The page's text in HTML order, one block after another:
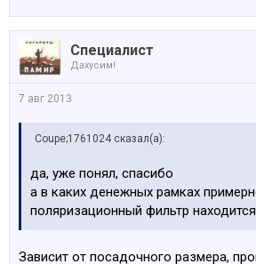
Специалист
Дахусим!
7 авг 2013
Coupe;1761024 сказал(а):
да, уже понял, спасибо
а в каких денежных рамках
поляризационный фильтр
Зависит от посадочного размера,